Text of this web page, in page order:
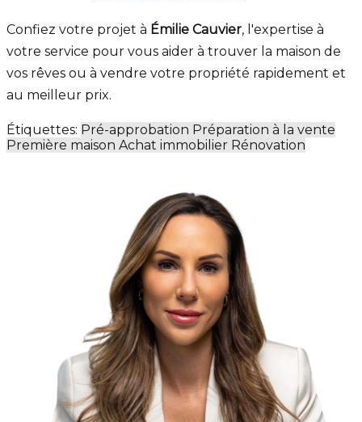
Confiez votre projet à Émilie Cauvier, l'expertise à
votre service pour vous aider à trouver la maison de
vos rêves ou à vendre votre propriété rapidement et
au meilleur prix.
Étiquettes: Pré-approbation Préparation à la vente
Première maison Achat immobilier Rénovation